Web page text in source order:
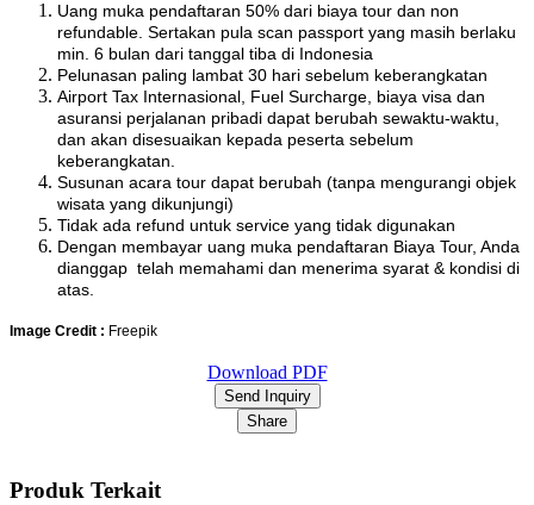
Uang muka pendaftaran 50% dari biaya tour dan non
refundable. Sertakan pula scan passport yang masih berlaku
min. 6 bulan dari tanggal tiba di Indonesia
Pelunasan paling lambat 30 hari sebelum keberangkatan
Airport Tax Internasional, Fuel Surcharge, biaya visa dan
asuransi perjalanan pribadi dapat berubah sewaktu-waktu,
dan akan disesuaikan kepada peserta sebelum
keberangkatan.
Susunan acara tour dapat berubah (tanpa mengurangi objek
wisata yang dikunjungi)
Tidak ada refund untuk service yang tidak digunakan
Dengan membayar uang muka pendaftaran Biaya Tour, Anda
dianggap telah memahami dan menerima syarat & kondisi di
atas.
Image Credit : Freepik
Download PDF
Send Inquiry
Share
Produk Terkait